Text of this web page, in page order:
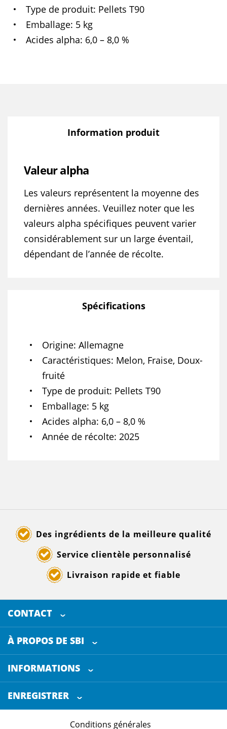
Type de produit Pellets T90
Emballage 5 kg
Acides alpha 6,0 – 8,0 %
Information produit
Valeur alpha
Les valeurs représentent la moyenne des
dernières années. Veuillez noter que les
valeurs alpha spécifiques peuvent varier
considérablement sur un large éventail,
dépendant de l’année de récolte.
Spécifications
Origine Allemagne
Caractéristiques Melon, Fraise, Doux-
fruité
Type de produit Pellets T90
Emballage 5 kg
Acides alpha 6,0 – 8,0 %
Année de récolte 2025
Des ingrédients de la meilleure qualité
Service clientèle personnalisé
Livraison rapide et fiable
CONTACT
SELECTED BREWING INGREDIENTS
Doornhoek 3880
5465 TBVeghel
Les Pays-Bas
info@sbi4beer.com
À PROPOS DE SBI
INFORMATIONS
Service clientèle
Certification
ENREGISTRER
Conditions générales